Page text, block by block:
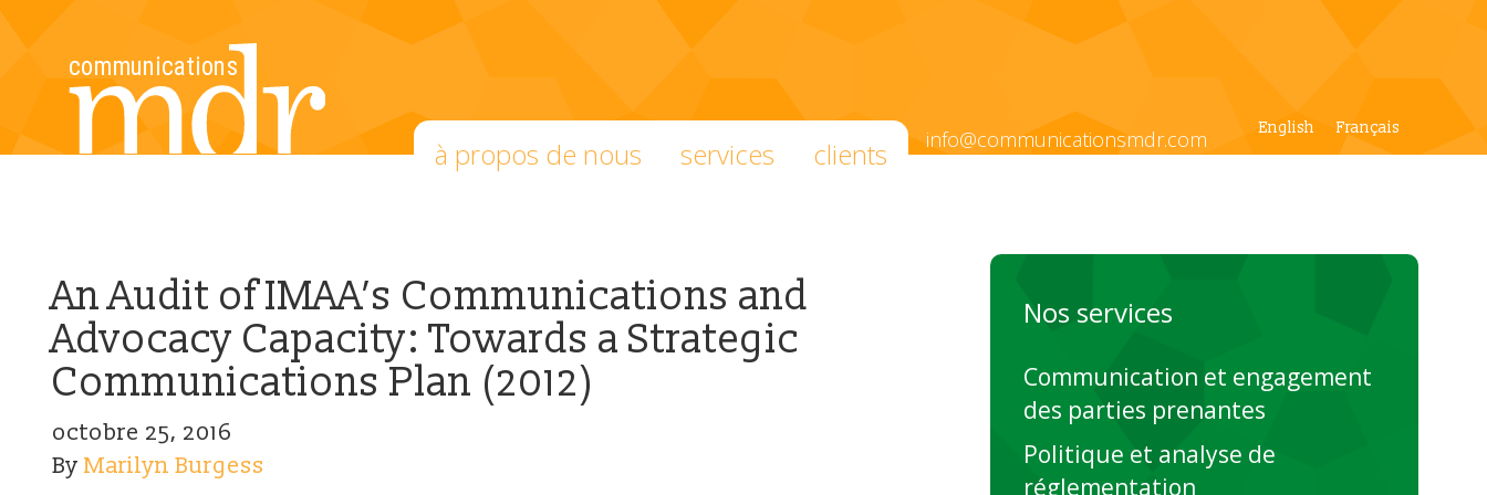
à propos de nous services clients info@communicationsmdr.com English Français
An Audit of IMAA’s Communications and
Advocacy Capacity: Towards a Strategic
Communications Plan (2012)
octobre 25, 2016
By Marilyn Burgess
Nos services
Communication et engagement
des parties prenantes
Politique et analyse de
réglementation